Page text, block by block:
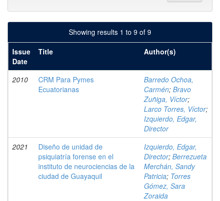
Showing results 1 to 9 of 9
Issue
Date
Title Author(s)
2010
CRM Para Pymes
Ecuatorianas
Barredo Ochoa,
Carmén; Bravo
Zuñiga, Víctor;
Larco Torres, Víctor;
Izquierdo, Edgar,
Director
2021
Diseño de unidad de
psiquiatría forense en el
instituto de neurociencias de la
ciudad de Guayaquil
Izquierdo, Edgar,
Director; Berrezueta
Merchán, Sandy
Patricia; Torres
Gómez, Sara
Zoraida